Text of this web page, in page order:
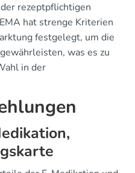
rezeptpflichtigen
hat strenge Kriterien
festgelegt, um die
was es zu
in der